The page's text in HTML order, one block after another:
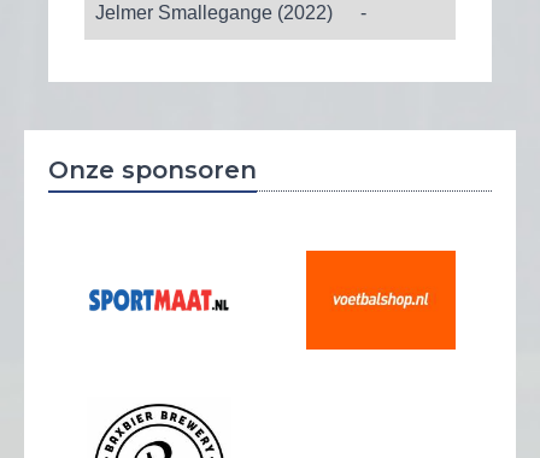
Jelmer Smallegange (2022) -
Onze sponsoren